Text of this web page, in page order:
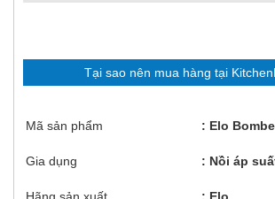
Tại sao nên mua hàng tại
Mã sản phẩm Elo
Gia dụng Nồi áp